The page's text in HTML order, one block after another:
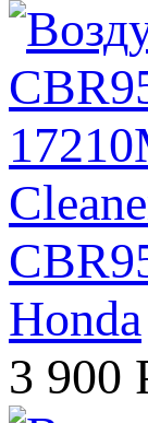
Honda
3 900